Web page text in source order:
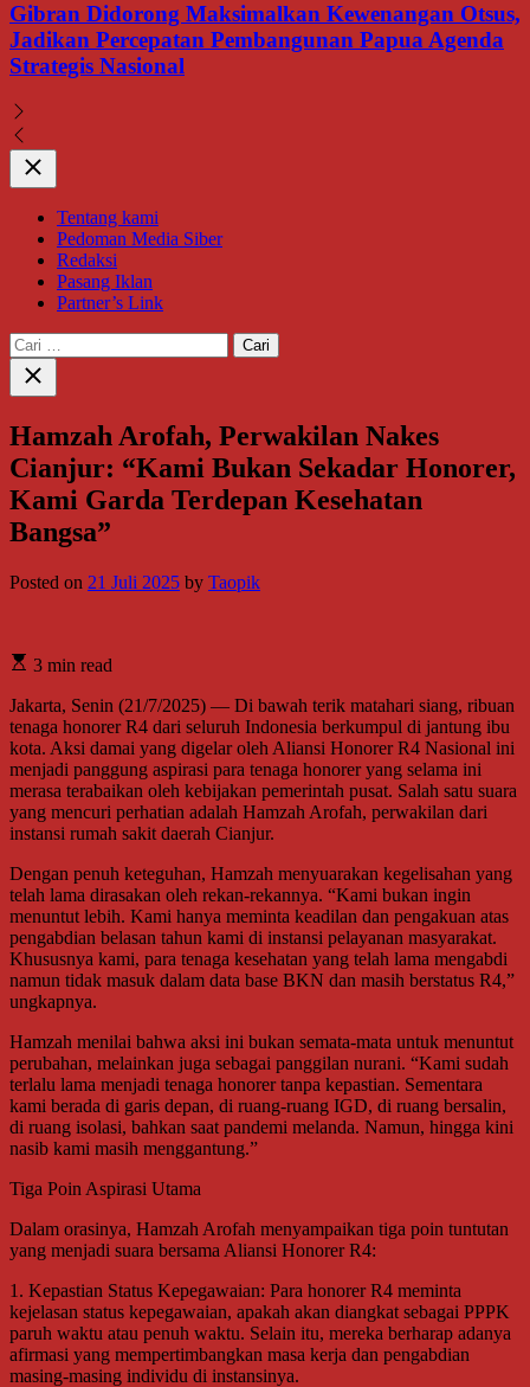
Gibran Didorong Maksimalkan Kewenangan Otsus,
Jadikan Percepatan Pembangunan Papua Agenda
Strategis Nasional
Close
Tentang kami
Pedoman Media Siber
Redaksi
Pasang Iklan
Partner’s Link
Cari
untuk:
Close
search
Hamzah Arofah, Perwakilan Nakes
Cianjur: “Kami Bukan Sekadar Honorer,
Kami Garda Terdepan Kesehatan
Bangsa”
Posted on 21 Juli 2025 by Taopik
3 min read
Jakarta, Senin (21/7/2025) — Di bawah terik matahari siang, ribuan
tenaga honorer R4 dari seluruh Indonesia berkumpul di jantung ibu
kota. Aksi damai yang digelar oleh Aliansi Honorer R4 Nasional ini
menjadi panggung aspirasi para tenaga honorer yang selama ini
merasa terabaikan oleh kebijakan pemerintah pusat. Salah satu suara
yang mencuri perhatian adalah Hamzah Arofah, perwakilan dari
instansi rumah sakit daerah Cianjur.
Dengan penuh keteguhan, Hamzah menyuarakan kegelisahan yang
telah lama dirasakan oleh rekan-rekannya. “Kami bukan ingin
menuntut lebih. Kami hanya meminta keadilan dan pengakuan atas
pengabdian belasan tahun kami di instansi pelayanan masyarakat.
Khususnya kami, para tenaga kesehatan yang telah lama mengabdi
namun tidak masuk dalam data base BKN dan masih berstatus R4,”
ungkapnya.
Hamzah menilai bahwa aksi ini bukan semata-mata untuk menuntut
perubahan, melainkan juga sebagai panggilan nurani. “Kami sudah
terlalu lama menjadi tenaga honorer tanpa kepastian. Sementara
kami berada di garis depan, di ruang-ruang IGD, di ruang bersalin,
di ruang isolasi, bahkan saat pandemi melanda. Namun, hingga kini
nasib kami masih menggantung.”
Tiga Poin Aspirasi Utama
Dalam orasinya, Hamzah Arofah menyampaikan tiga poin tuntutan
yang menjadi suara bersama Aliansi Honorer R4:
1. Kepastian Status Kepegawaian: Para honorer R4 meminta
kejelasan status kepegawaian, apakah akan diangkat sebagai PPPK
paruh waktu atau penuh waktu. Selain itu, mereka berharap adanya
afirmasi yang mempertimbangkan masa kerja dan pengabdian
masing-masing individu di instansinya.